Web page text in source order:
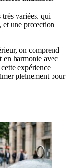
très variées, qui
et une protection
on comprend
en harmonie avec
expérience
pleinement pour